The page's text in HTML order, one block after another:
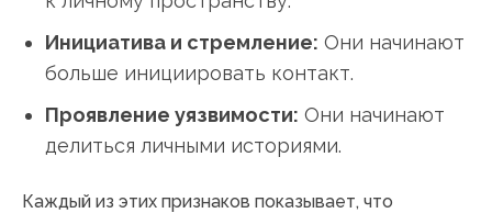
Инициатива и стремление: Они начинают
больше инициировать контакт.
Проявление уязвимости: Они начинают
делиться личными историями.
Каждый из этих признаков показывает, что